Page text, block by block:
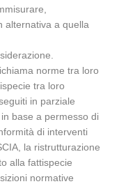
alternativa a quella
norme tra loro
tra loro
in parziale
base a permesso di
di interventi
la ristrutturazione
alla fattispecie
normative